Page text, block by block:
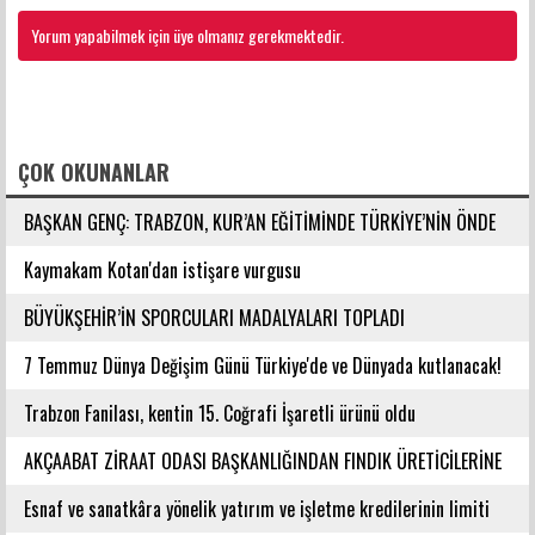
Yorum yapabilmek için üye olmanız gerekmektedir.
ÇOK OKUNANLAR
BAŞKAN GENÇ: TRABZON, KUR’AN EĞİTİMİNDE TÜRKİYE’NİN ÖNDE
GELEN ŞEHİRLERİNDENDİR
Kaymakam Kotan'dan istişare vurgusu
BÜYÜKŞEHİR’İN SPORCULARI MADALYALARI TOPLADI
7 Temmuz Dünya Değişim Günü Türkiye'de ve Dünyada kutlanacak!
Trabzon Fanilası, kentin 15. Coğrafi İşaretli ürünü oldu
AKÇAABAT ZİRAAT ODASI BAŞKANLIĞINDAN FINDIK ÜRETİCİLERİNE
AĞUSTOS AYI İÇİN UYARI!
Esnaf ve sanatkâra yönelik yatırım ve işletme kredilerinin limiti